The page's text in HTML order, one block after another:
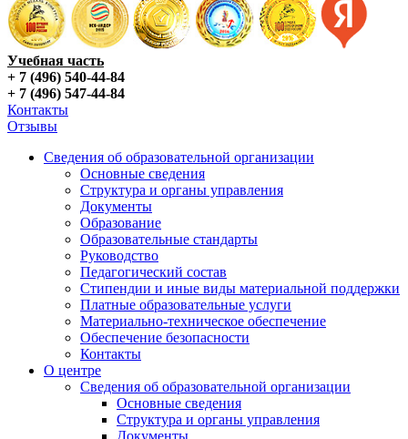
Учебная часть
+ 7 (496) 540-44-84
+ 7 (496) 547-44-84
Контакты
Отзывы
Сведения об образовательной организации
Основные сведения
Структура и органы управления
Документы
Образование
Образовательные стандарты
Руководство
Педагогический состав
Стипендии и иные виды материальной поддержки
Платные образовательные услуги
Материально-техническое обеспечение
Обеспечение безопасности
Контакты
О центре
Сведения об образовательной организации
Основные сведения
Структура и органы управления
Документы